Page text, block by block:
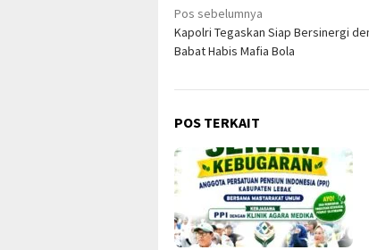
Navigasi
pos
Pos sebelumnya
Kapolri Tegaskan Siap Bersinergi
Babat Habis Mafia Bola
POS TERKAIT